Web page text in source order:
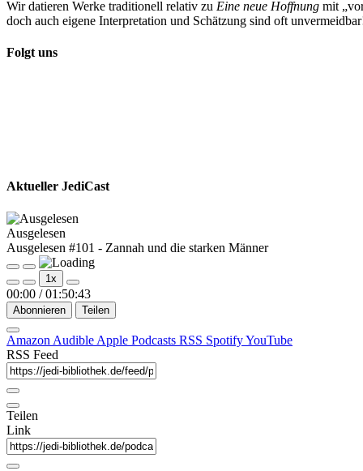
Wir datieren Werke traditionell relativ zu Eine neue Hoffnung mit
doch auch eigene Interpretation und Schätzung sind oft
Folgt uns
Aktueller JediCast
Ausgelesen
Ausgelesen #101 - Zannah und die starken Männer
Play
Episode
Pause
Episode
1x
00:00 / 01:50:43
Abonnieren Teilen
Amazon Audible Apple Podcasts RSS SpotifyYouTube
RSS Feed
Teilen
Link